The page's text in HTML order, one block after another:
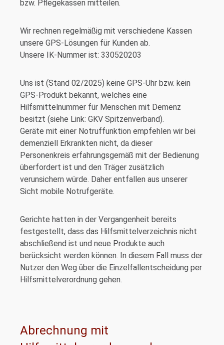
bzw. Pflegekassen mitteilen.
Wir rechnen regelmäßig mit verschiedene Kassen
unsere GPS-Lösungen für Kunden ab.
Unsere IK-Nummer ist: 330520203
Uns ist (Stand 02/2025) keine GPS-Uhr bzw. kein
GPS-Produkt bekannt, welches eine
Hilfsmittelnummer für Menschen mit Demenz
besitzt (siehe Link: GKV Spitzenverband).
Geräte mit einer Notruffunktion empfehlen wir bei
demenziell Erkrankten nicht, da dieser
Personenkreis erfahrungsgemäß mit der Bedienung
überfordert ist und den Träger zusätzlich
verunsichern würde. Daher entfallen aus unserer
Sicht mobile Notrufgeräte.
Gerichte hatten in der Vergangenheit bereits
festgestellt, dass das Hilfsmittelverzeichnis nicht
abschließend ist und neue Produkte auch
berücksicht werden können. In diesem Fall muss der
Nutzer den Weg über die Einzelfallentscheidung per
Hilfsmittelverordnung gehen.
Abrechnung mit